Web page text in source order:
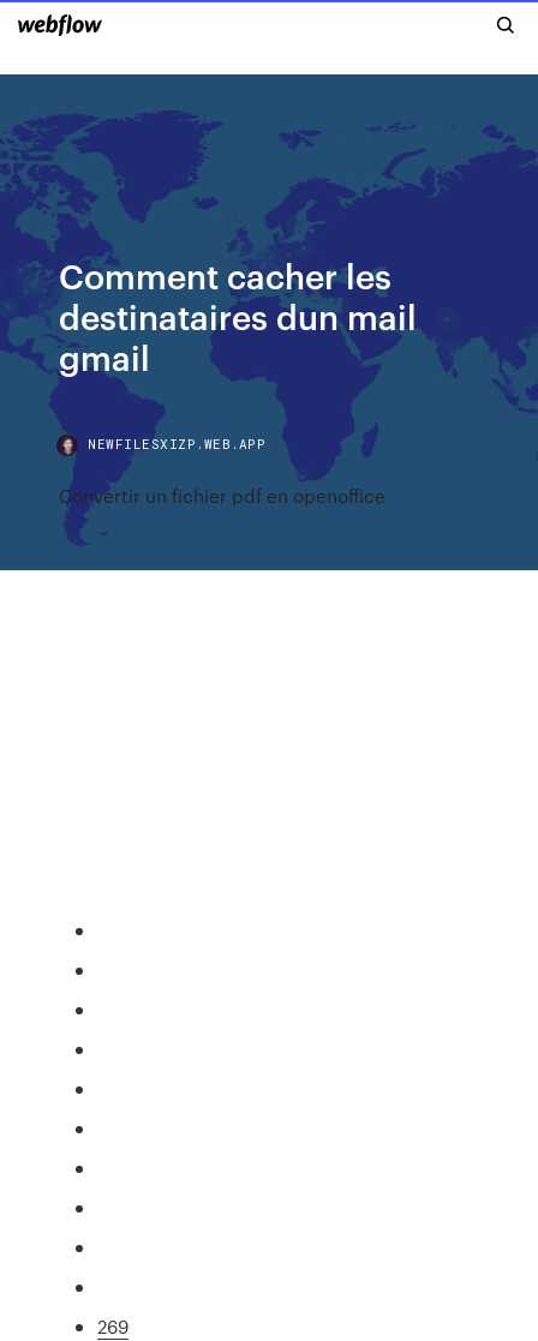
Comment cacher les
destinataires dun mail
gmail
NEWFILESXIZP.WEB.APP
Convertir un fichier pdf en openoffice
269